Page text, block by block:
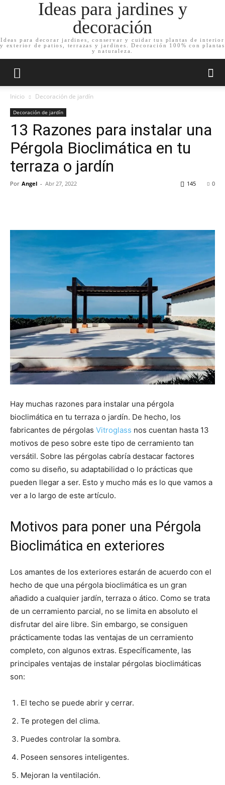
Ideas para jardines y
decoración
Ideas para decorar jardines, conservar y cuidar tus plantas de interior
y exterior de patios, terrazas y jardines. Decoración 100% con plantas
y naturaleza.
Inicio Decoración de jardín
Decoración de jardín
13 Razones para instalar una
Pérgola Bioclimática en tu
terraza o jardín
Por Angel - Abr 27, 2022 0
145
Hay muchas razones para instalar una pérgola
bioclimática en tu terraza o jardín. De hecho, los
fabricantes de pérgolas Vitroglass nos cuentan hasta 13
motivos de peso sobre este tipo de cerramiento tan
versátil. Sobre las pérgolas cabría destacar factores
como su diseño, su adaptabilidad o lo prácticas que
pueden llegar a ser. Esto y mucho más es lo que vamos a
ver a lo largo de este artículo.
Motivos para poner una Pérgola
Bioclimática en exteriores
Los amantes de los exteriores estarán de acuerdo con el
hecho de que una pérgola bioclimática es un gran
añadido a cualquier jardín, terraza o ático. Como se trata
de un cerramiento parcial, no se limita en absoluto el
disfrutar del aire libre. Sin embargo, se consiguen
prácticamente todas las ventajas de un cerramiento
completo, con algunos extras. Específicamente, las
principales ventajas de instalar pérgolas bioclimáticas
son:
El techo se puede abrir y cerrar.
Te protegen del clima.
Puedes controlar la sombra.
Poseen sensores inteligentes.
Mejoran la ventilación.